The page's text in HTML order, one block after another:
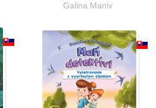
Galina Maniv